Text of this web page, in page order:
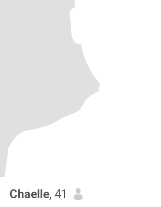
Chaelle, 41